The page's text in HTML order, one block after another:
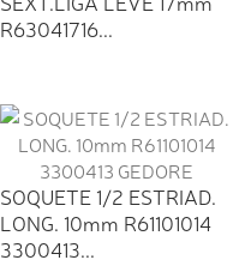
R63041716...
SOQUETE 1/2 ESTRIAD.
LONG. 10mm R61101014
3300413...